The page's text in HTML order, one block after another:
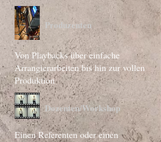
Produzenten
Von Playbacks über einfache
Arrangierarbeiten bis hin zur vollen
Produktion
Dozenten/Workshop
Einen Referenten oder einen